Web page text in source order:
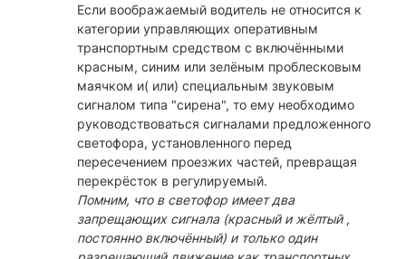
Если воображаемый водитель не относится к
категории управляющих оперативным
транспортным средством с включёнными
красным, синим или зелёным проблесковым
маячком и( или) специальным звуковым
сигналом типа "сирена", то ему необходимо
руководствоваться сигналами предложенного
светофора, установленного перед
пересечением проезжих частей, превращая
перекрёсток в регулируемый.
Помним, что в светофор имеет два
запрещающих сигнала (красный и жёлтый ,
постоянно включённый) и только один